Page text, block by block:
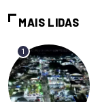
MAIS LIDAS
1